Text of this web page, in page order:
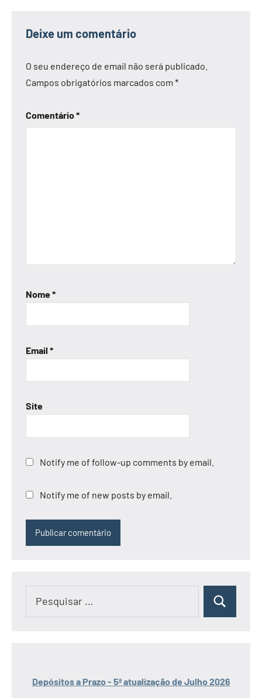
Deixe um comentário
O seu endereço de email não será publicado.
Campos obrigatórios marcados com *
Comentário*
Nome*
Email *
Site
Notify me of follow-up comments by email.
Notify me of new posts by email.
Pesquisar
Depósitos a Prazo - 5ª atualização de Julho 2026